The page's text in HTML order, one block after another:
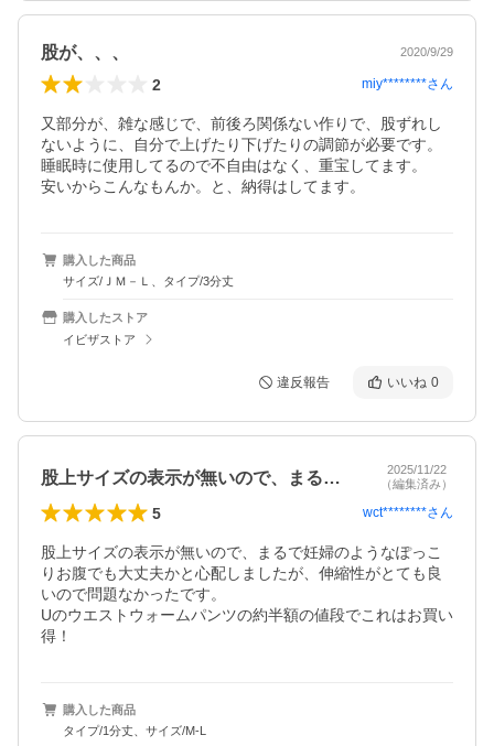
股が、、、 2020/9/29
2 miy********さん
又部分が、雑な感じで、前後ろ関係ない作りで、股ずれし
ないように、自分で上げたり下げたりの調節が必要です。
睡眠時に使用してるので不自由はなく、重宝してます。
安いからこんなもんか。と、納得はしてます。
購入した商品
サイズ/ＪＭ－Ｌ、タイプ/3分丈
購入したストア
イビザストア
違反報告 いいね 0
股上サイズの表示が無いので、まるで妊婦…
2025/11/22
（編集済み）
5 wct********さん
股上サイズの表示が無いので、まるで妊婦のようなぽっこ
りお腹でも大丈夫かと心配しましたが、伸縮性がとても良
いので問題なかったです。
Uのウエストウォームパンツの約半額の値段でこれはお買い
得！
購入した商品
タイプ/1分丈、サイズ/M-L